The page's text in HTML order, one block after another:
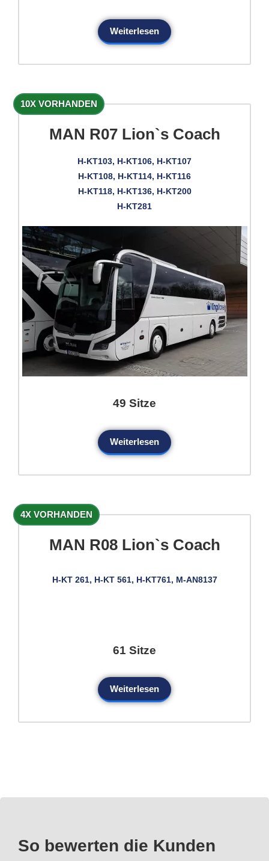
Weiterlesen
10X VORHANDEN
MAN R07 Lion`s Coach
H-KT103, H-KT106, H-KT107
H-KT108, H-KT114, H-KT116
H-KT118, H-KT136, H-KT200
H-KT281
49 Sitze
Weiterlesen
4X VORHANDEN
MAN R08 Lion`s Coach
H-KT 261, H-KT 561, H-KT761, M-AN8137
61 Sitze
Weiterlesen
So bewerten die Kunden